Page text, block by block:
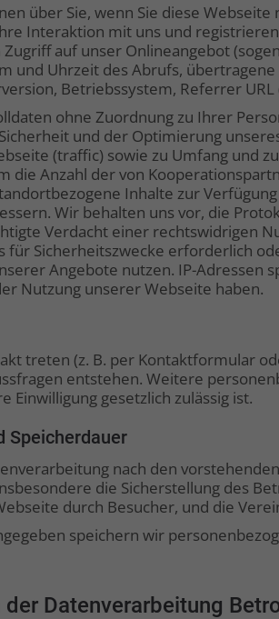
über Sie, wenn Sie diese
Interaktion mit uns und
auf unser Onlineangebot
und Uhrzeit des Abrufs,
Betriebssystem, Referrer
ohne Zuordnung zu Ihrer
und der Optimierung
(traffic) sowie zu Umfang und
die Anzahl der von
Inhalte zur
Wir behalten uns vor, die
Verdacht einer rechtswidrigen
für Sicherheitszwecke erforderlich
Angebote nutzen. IP-
Nutzung unserer Webseite haben.
treten (z. B. per Kontaktformular
entstehen. Weitere
Einwilligung gesetzlich zulässig ist.
Speicherdauer
nach den
die Sicherstellung des
durch Besucher, und die
speichern wir
der Datenverarbeitung